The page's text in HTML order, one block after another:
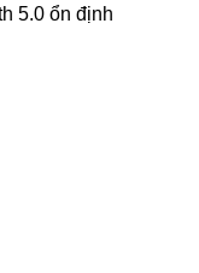
5.0 ổn định